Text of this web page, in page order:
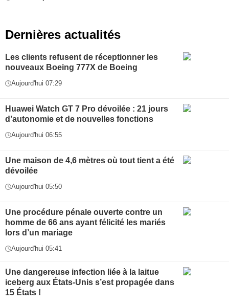
Dernières actualités
Les clients refusent de réceptionner les
nouveaux Boeing 777X de Boeing
Aujourd'hui 07:29
Huawei Watch GT 7 Pro dévoilée : 21 jours
d’autonomie et de nouvelles fonctions
Aujourd'hui 06:55
Une maison de 4,6 mètres où tout tient a été
dévoilée
Aujourd'hui 05:50
Une procédure pénale ouverte contre un
homme de 66 ans ayant félicité les mariés
lors d’un mariage
Aujourd'hui 05:41
Une dangereuse infection liée à la laitue
iceberg aux États-Unis s’est propagée dans
15 États !